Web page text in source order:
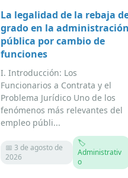
La legalidad de la rebaja
grado en la administración
pública por cambio de
funciones
I. Introducción: Los
Funcionarios a Contrata y el
Problema Jurídico Uno de los
fenómenos más relevantes del
empleo públi...
📅 3 de agosto de
2026
🏷️
Administrativ
o